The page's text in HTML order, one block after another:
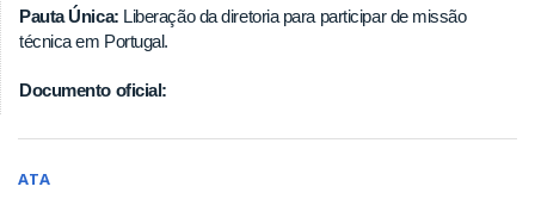
Pauta Única: Liberação da diretoria para participar de missão
técnica em Portugal.
Documento oficial:
ATA